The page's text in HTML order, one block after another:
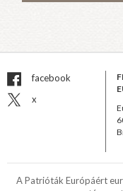
facebook
x
A Patrióták Európáért